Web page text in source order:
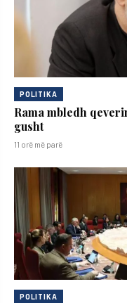
POLITIKA
Rama mbledh
gusht
11 orë më parë
POLITIKA